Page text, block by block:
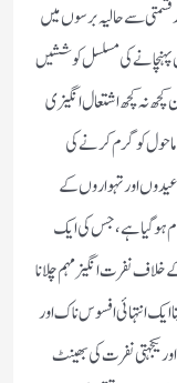
سے حالیہ برسوں میں
پہنچانے کی مسلسل کوششیں
نہ کچھ اشتعال انگیزی
کو گرم کرنے کی
اورتہواروں کے
ہو گیا ہے، جس کی ایک
خلاف نفرت انگیز مہم چلانا
انتہائی افسوس ناک اور
یکجہتی نفرت کی بھینٹ